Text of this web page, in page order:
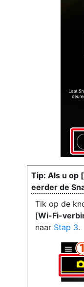
Als u op [
eerder de
Tik op de
[Wi-Fi-
naar Stap 3.